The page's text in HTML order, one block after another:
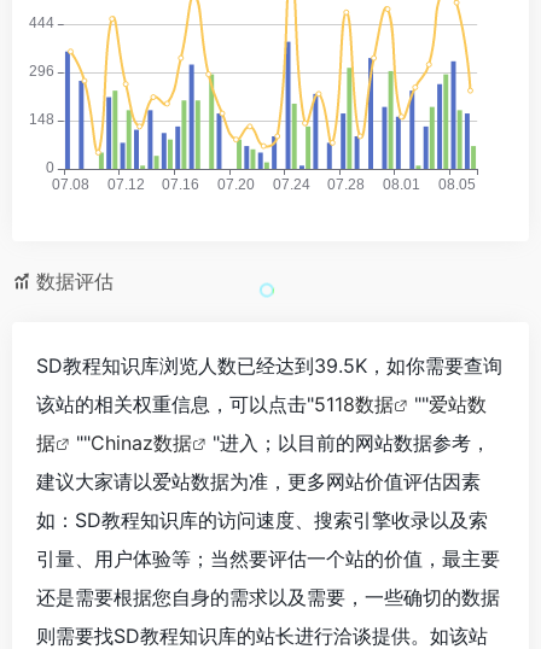
数据评估
SD教程知识库浏览人数已经达到39.5K，如你需要查询
该站的相关权重信息，可以点击"5118数据 ""爱站数
据
""Chinaz数据
"进入；以目前的网站数据参考，
建议大家请以爱站数据为准，更多网站价值评估因素
如：SD教程知识库的访问速度、搜索引擎收录以及索
引量、用户体验等；当然要评估一个站的价值，最主要
还是需要根据您自身的需求以及需要，一些确切的数据
则需要找SD教程知识库的站长进行洽谈提供。如该站